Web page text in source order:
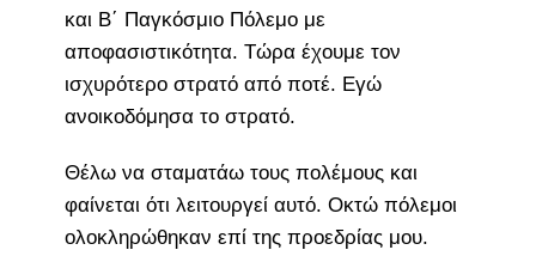
και Β΄ Παγκόσμιο Πόλεμο με
αποφασιστικότητα. Τώρα έχουμε τον
ισχυρότερο στρατό από ποτέ. Εγώ
ανοικοδόμησα το στρατό.
Θέλω να σταματάω τους πολέμους και
φαίνεται ότι λειτουργεί αυτό. Οκτώ πόλεμοι
ολοκληρώθηκαν επί της προεδρίας μου.